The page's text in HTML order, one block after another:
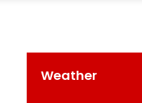
Weather